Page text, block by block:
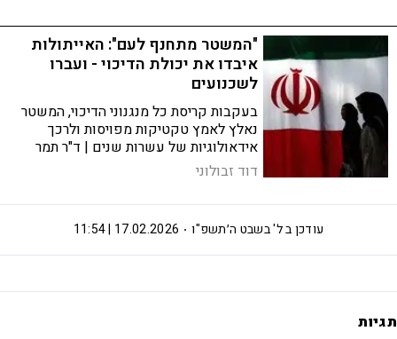
"המשטר מתחנף לעם": האייתולות
איבדו את יכולת הדיכוי - ועברו
לשכנועים
בעקבות קריסת כל מנגנוני הדיכוי, המשטר
נאלץ לאמץ טקטיקות מפויסות ולרכך
אידאולוגיות של עשרות שנים | ד"ר תמר
עילם גינדין מסבירה כיצד מהלך תקדימי זה
העצים את תחושת חוסר היציבות בתוך
הרפובליקה האסלאמית
דוד זבולוני
ל' בשבט ה׳תשפ"ו 17.02.2026 | 11:54 עודכן ב
תגיות